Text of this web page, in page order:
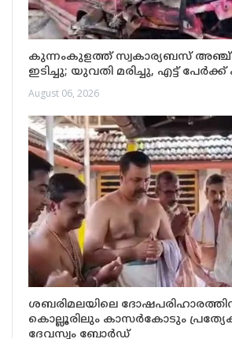
കുന്നംകുളത്ത് സ്വകാര്യബസ് അഞ്ച്
ഇടിച്ചു; യുവതി മരിച്ചു, എട്ട് പേർക്ക്
August 06, 2026
ശബരിമലയിലെ
കൊല്ലൂരിലും കാസർകോടും
ദേവസ്വം ബോർഡ്